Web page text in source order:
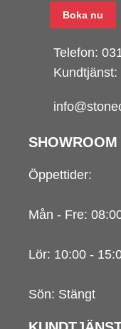
Boka nu
Telefon:
Kundtjänst:
SHOWROOM
Öppettider:
Mån - Fre:
Lör: 10:00 -
Sön: Stängt